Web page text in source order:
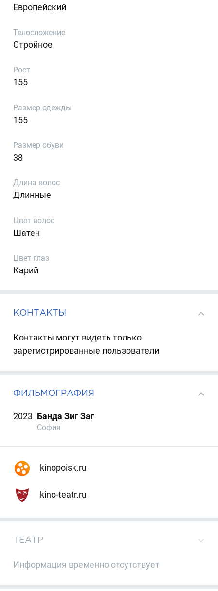
Европейский
Телосложение
Стройное
Рост
155
Размер одежды
155
Размер обуви
38
Длина волос
Длинные
Цвет волос
Шатен
Цвет глаз
Карий
КОНТАКТЫ
Контакты могут видеть только
зарегистрированные пользователи
ФИЛЬМОГРАФИЯ
2023 Банда Зиг Заг
София
kinopoisk.ru
kino-teatr.ru
ТЕАТР
Информация временно отсутствует